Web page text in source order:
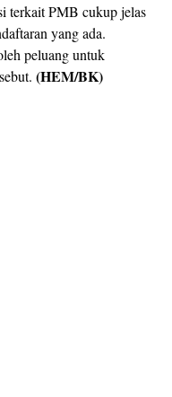
terkait PMB cukup jelas
yang ada.
peluang untuk
(HEM/BK)